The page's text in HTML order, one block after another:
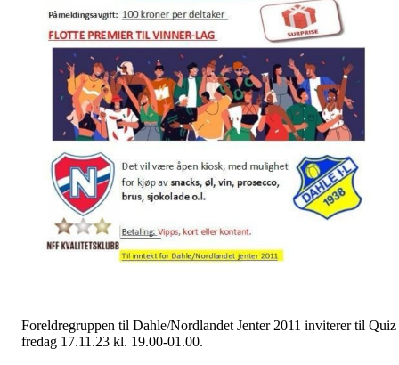
Foreldregruppen til Dahle/Nordlandet Jenter 2011 inviterer til Quiz
fredag 17.11.23 kl. 19.00-01.00.